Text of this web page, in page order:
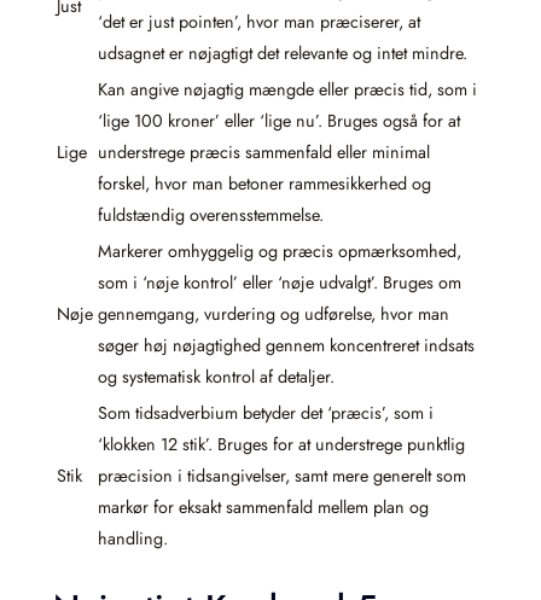
Just
‘det er just pointen’, hvor man præciserer, at
udsagnet er nøjagtigt det relevante og intet mindre.
Lige
Kan angive nøjagtig mængde eller præcis tid, som i
‘lige 100 kroner’ eller ‘lige nu’. Bruges også for at
understrege præcis sammenfald eller minimal
forskel, hvor man betoner rammesikkerhed og
fuldstændig overensstemmelse.
Nøje
Markerer omhyggelig og præcis opmærksomhed,
som i ‘nøje kontrol’ eller ‘nøje udvalgt’. Bruges om
gennemgang, vurdering og udførelse, hvor man
søger høj nøjagtighed gennem koncentreret indsats
og systematisk kontrol af detaljer.
Stik
Som tidsadverbium betyder det ‘præcis’, som i
‘klokken 12 stik’. Bruges for at understrege punktlig
præcision i tidsangivelser, samt mere generelt som
markør for eksakt sammenfald mellem plan og
handling.